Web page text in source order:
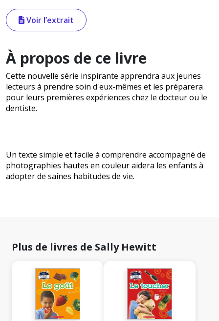
Voir l’extrait
À propos de ce livre
Cette nouvelle série inspirante apprendra aux jeunes
lecteurs à prendre soin d'eux-mêmes et les préparera
pour leurs premières expériences chez le docteur ou le
dentiste.
Un texte simple et facile à comprendre accompagné de
photographies hautes en couleur aidera les enfants à
adopter de saines habitudes de vie.
Plus de livres de Sally Hewitt